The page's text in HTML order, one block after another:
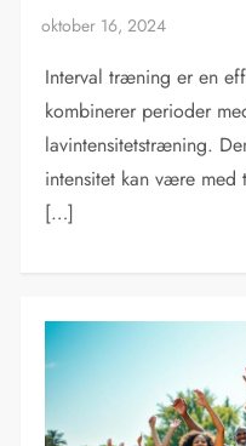
Interval træning er en
kombinerer perioder
lavintensitetstræning.
intensitet kan være
[…]